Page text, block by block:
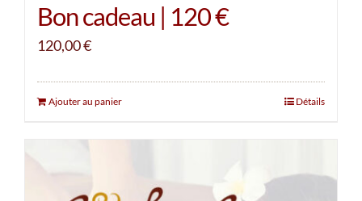
Bon cadeau | 120 €
120,00€
Ajouter au panier Détails